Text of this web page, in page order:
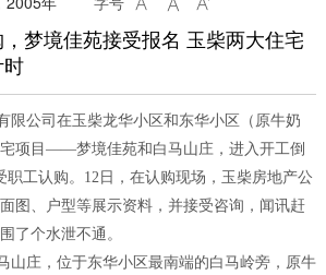
  
梦境佳苑接受报名 玉柴两大住宅
公司在玉柴龙华小区和东华小区（原牛奶
项目——梦境佳苑和白马山庄，进入开工倒
职工认购。12日，在认购现场，玉柴房地产公
图、户型等展示资料，并接受咨询，闻讯赶
了个水泄不通。
庄，位于东华小区最南端的白马岭旁，原牛